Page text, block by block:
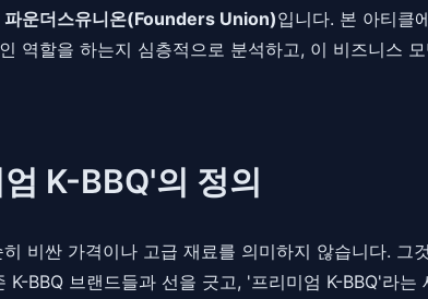
파운더스유니온(Founders Union)입니다. 본 아티클
할을 하는지 심층적으로 분석하고, 이 비즈니스
K-BBQ'의 정의
비싼 가격이나 고급 재료를 의미하지 않습니다. 그
K-BBQ 브랜드들과 선을 긋고, '프리미엄 K-BBQ'라는